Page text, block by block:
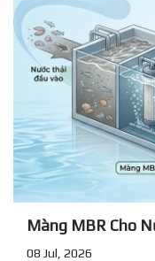
Màng MBR Cho
08 Jul, 2026